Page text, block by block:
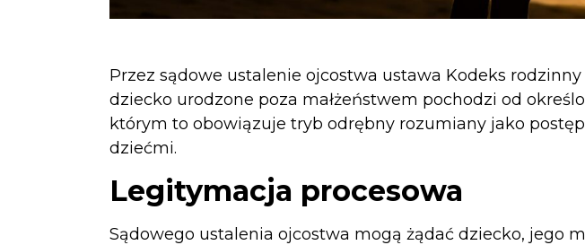
Przez sądowe ustalenie ojcostwa ustawa Kodeks
dziecko urodzone poza małżeństwem pochodzi od
którym to obowiązuje tryb odrębny rozumiany jako
dziećmi.
Legitymacja procesowa
Sądowego ustalenia ojcostwa mogą żądać dziecko, jego